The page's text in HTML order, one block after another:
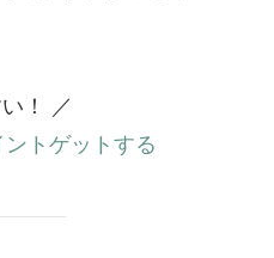
！ ／
トゲットする